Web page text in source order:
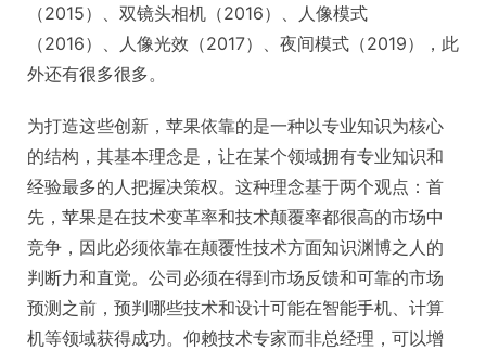
（2015）、双镜头相机（2016）、人像模式
（2016）、人像光效（2017）、夜间模式（2019），此
外还有很多很多。
为打造这些创新，苹果依靠的是一种以专业知识为核心
的结构，其基本理念是，让在某个领域拥有专业知识和
经验最多的人把握决策权。这种理念基于两个观点：首
先，苹果是在技术变革率和技术颠覆率都很高的市场中
竞争，因此必须依靠在颠覆性技术方面知识渊博之人的
判断力和直觉。公司必须在得到市场反馈和可靠的市场
预测之前，预判哪些技术和设计可能在智能手机、计算
机等领域获得成功。仰赖技术专家而非总经理，可以增